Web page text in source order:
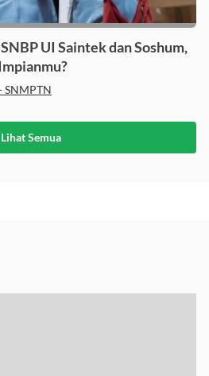
UI Saintek dan Soshum,
SNMPTN
Lihat Semua